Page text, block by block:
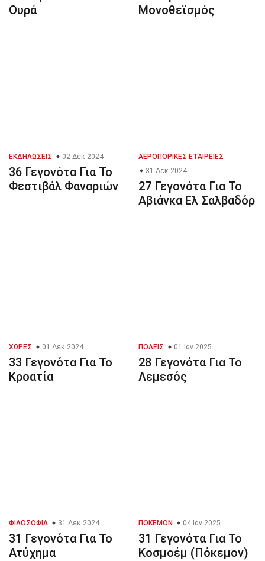
Ουρά
Μονοθεϊσμός
ΕΚΔΗΛΏΣΕΙΣ 02 Δεκ 2024
36 Γεγονότα Για Το
Φεστιβάλ Φαναριών
ΑΕΡΟΠΟΡΙΚΈΣ ΕΤΑΙΡΕΊΕΣ
31 Δεκ 2024
27 Γεγονότα Για Το
Αβιάνκα Ελ Σαλβαδόρ
ΧΏΡΕΣ 01 Δεκ 2024
33 Γεγονότα Για Το
Κροατία
ΠΌΛΕΙΣ 01 Ιαν 2025
28 Γεγονότα Για Το
Λεμεσός
ΦΙΛΟΣΟΦΊΑ 31 Δεκ 2024
31 Γεγονότα Για Το
Ατύχημα
ΠΌΚΕΜΟΝ 04 Ιαν 2025
31 Γεγονότα Για Το
Κοσμοέμ (Πόκεμον)